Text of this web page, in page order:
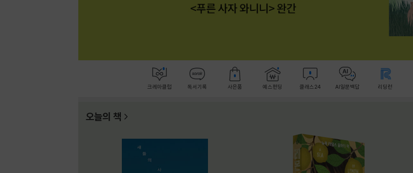
크레마클럽 독서기록 사은품 예스펀딩 클래스24 AI일문백답 리딩런
오늘의 책